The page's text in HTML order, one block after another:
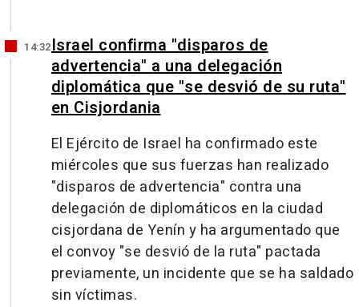
14:32Israel confirma "disparos de
advertencia" a una delegación
diplomática que "se desvió de su ruta"
en Cisjordania
El Ejército de Israel ha confirmado este
miércoles que sus fuerzas han realizado
"disparos de advertencia" contra una
delegación de diplomáticos en la ciudad
cisjordana de Yenín y ha argumentado que
el convoy "se desvió de la ruta" pactada
previamente, un incidente que se ha saldado
sin víctimas.